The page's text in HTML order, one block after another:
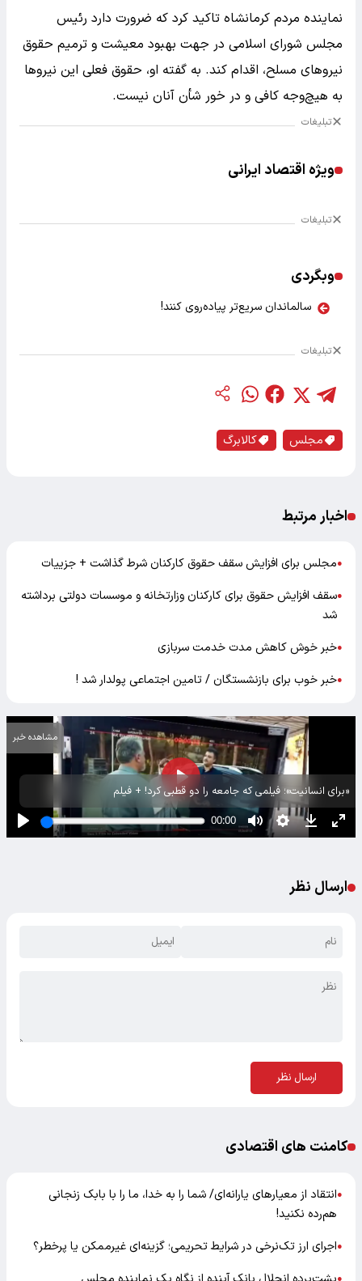
نماینده مردم کرمانشاه تاکید کرد که ضرورت دارد رئیس
مجلس شورای اسلامی در جهت بهبود معیشت و ترمیم حقوق
نیروهای مسلح، اقدام کند. به گفته او، حقوق فعلی این نیروها
به هیچ‌وجه کافی و در خور شأن آنان نیست.
تبلیغات
ویژه اقتصاد ایرانی
تبلیغات
وبگردی
سالماندان سریع‌تر پیاده‌روی کنند!
تبلیغات
مجلس کالابرگ
اخبار مرتبط
●مجلس برای افزایش سقف حقوق کارکنان شرط گذاشت + جزییات
●سقف افزایش حقوق برای کارکنان وزارتخانه و موسسات دولتی برداشته
شد
●خبر خوش کاهش مدت خدمت سربازی
●خبر خوب برای بازنشستگان / تامین اجتماعی پولدار شد !
«برای انسانیت»؛ فیلمی که جامعه را دو قطبی کرد! + فیلم
مشاهده خبر
ارسال نظر
ارسال نظر
کامنت های اقتصادی
●انتقاد از معیارهای یارانه‌ای/ شما را به خدا، ما را با بابک زنجانی
هم‌رده نکنید!
●اجرای ارز تک‌نرخی در شرایط تحریمی؛ گزینه‌ای غیرممکن یا پرخطر؟